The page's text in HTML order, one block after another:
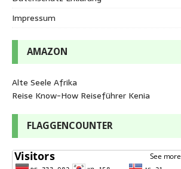
Impressum
AMAZON
Alte Seele Afrika
Reise Know-How Reiseführer Kenia
FLAGGENCOUNTER